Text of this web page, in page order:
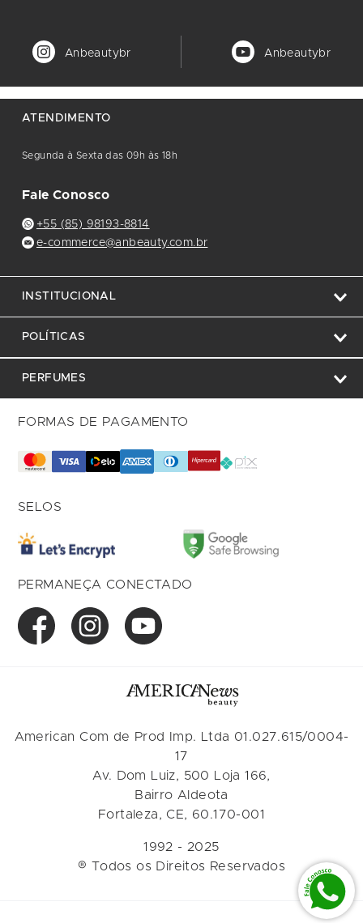
Anbeautybr Anbeautybr
ATENDIMENTO
Segunda à Sexta das 09h às 18h
Fale Conosco
+55 (85) 98193-8814
e-commerce@anbeauty.com.br
INSTITUCIONAL
POLÍTICAS
PERFUMES
FORMAS DE PAGAMENTO
SELOS
PERMANEÇA CONECTADO
American Com de Prod Imp. Ltda 01.027.615/0004-
17
Av. Dom Luiz, 500 Loja 166,
Bairro Aldeota
Fortaleza, CE, 60.170-001
1992 - 2025
® Todos os Direitos Reservados